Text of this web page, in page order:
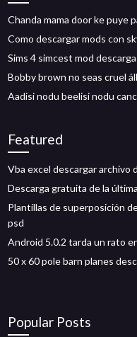
Chanda mama door ke puye
Como descargar mods con
Sims 4 simcest mod descarga
Bobby brown no seas cruel
Aadisi nodu beelisi nodu
Featured
Vba excel descargar archivo
Descarga gratuita de la
Plantillas de superposición
psd
Android 5.0.2 tarda un rato
50 x 60 pole barn planes
Popular Posts